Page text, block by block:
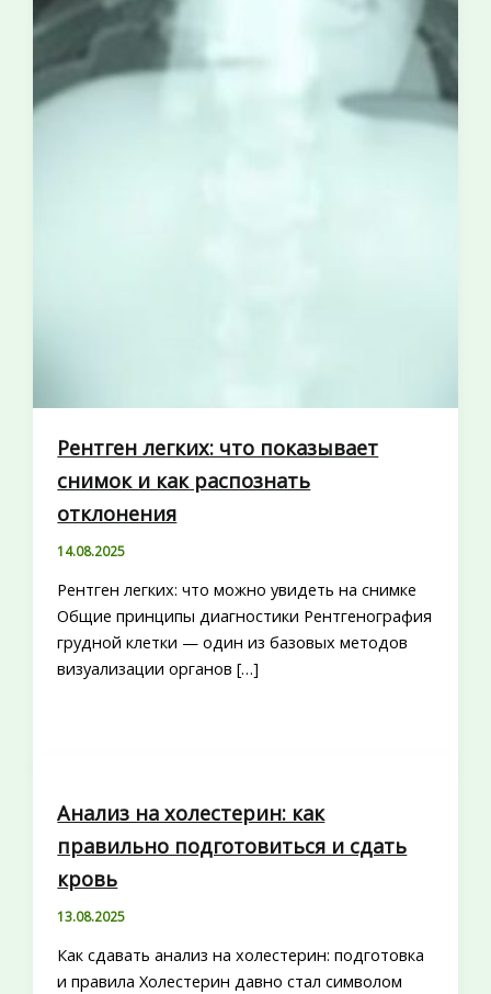
Рентген легких: что показывает
снимок и как распознать
отклонения
14.08.2025
Рентген легких: что можно увидеть на снимке
Общие принципы диагностики Рентгенография
грудной клетки — один из базовых методов
визуализации органов […]
Анализ на холестерин: как
правильно подготовиться и сдать
кровь
13.08.2025
Как сдавать анализ на холестерин: подготовка
и правила Холестерин давно стал символом